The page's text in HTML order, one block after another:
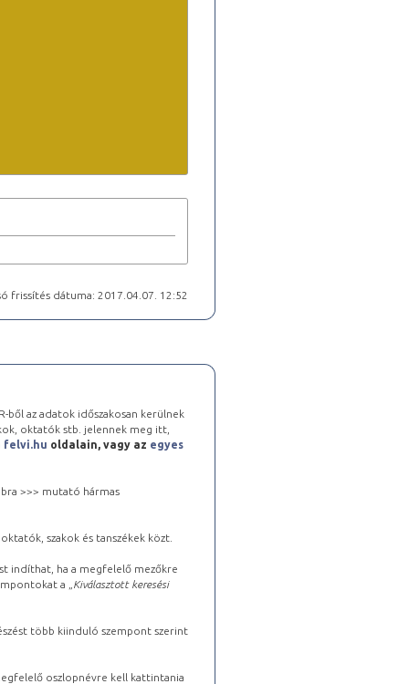
frissítés dátuma: 2017.04.07. 12:52
ből az adatok időszakosan kerülnek
oktatók stb. jelennek meg itt,
felvi.hu oldalain, vagy az egyes
>>> mutató hármas
szakok és tanszékek közt.
indíthat, ha a megfelelő mezőkre
a „ Kiválasztott keresési
több kiinduló szempont szerint
oszlopnévre kell kattintania